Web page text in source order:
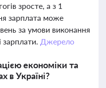
зросте, а з 1
зарплата може
за умови виконання
зарплати. Джерело
економіки та
в Україні?